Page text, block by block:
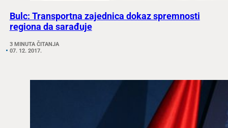
Bulc: Transportna zajednica dokaz spremnosti
regiona da sarađuje
3 MINUTA ČITANJA
07. 12. 2017.